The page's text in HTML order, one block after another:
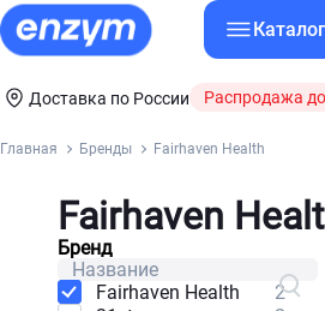
Каталог
Доставка по России Распродажа
Главная Бренды Fairhaven Health
Fairhaven
Бренд
Fairhaven Health
2